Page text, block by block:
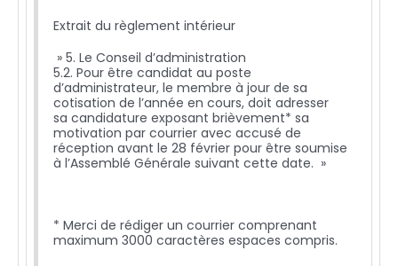
Extrait du règlement intérieur
» 5. Le Conseil d’administration
5.2. Pour être candidat au poste
d’administrateur, le membre à jour de sa
cotisation de l’année en cours, doit adresser
sa candidature exposant brièvement* sa
motivation par courrier avec accusé de
réception avant le 28 février pour être soumise
à l’Assemblé Générale suivant cette date. »
* Merci de rédiger un courrier comprenant
maximum 3000 caractères espaces compris.